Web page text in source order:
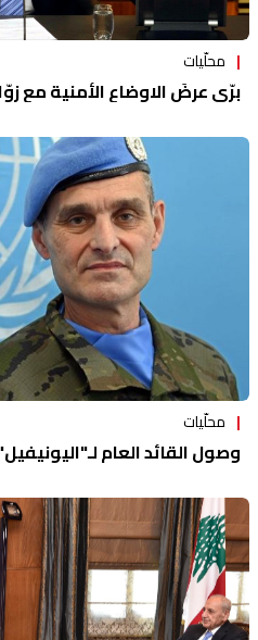
محلّيات
برّي عرضَ الاوضاع الأمنية مع
محلّيات
وصول القائد العام